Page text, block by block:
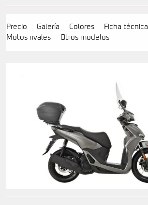
Precio Galería Colores
Ficha técnica
Motos rivales
Otros modelos